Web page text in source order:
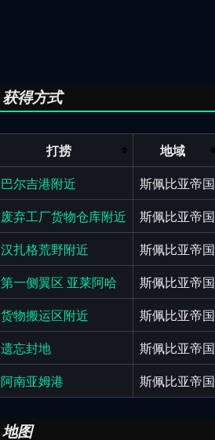
获得方式
打捞
地域
巴尔吉港附近
斯佩比亚帝国
废弃工厂货物仓库附近
斯佩比亚帝国
汉扎格荒野附近
斯佩比亚帝国
第一侧翼区 亚莱阿哈
斯佩比亚帝国
货物搬运区附近
斯佩比亚帝国
遗忘封地
斯佩比亚帝国
阿南亚姆港
斯佩比亚帝国
地图